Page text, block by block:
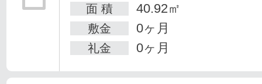
面 積 40.92㎡
敷金 0ヶ月
礼金 0ヶ月